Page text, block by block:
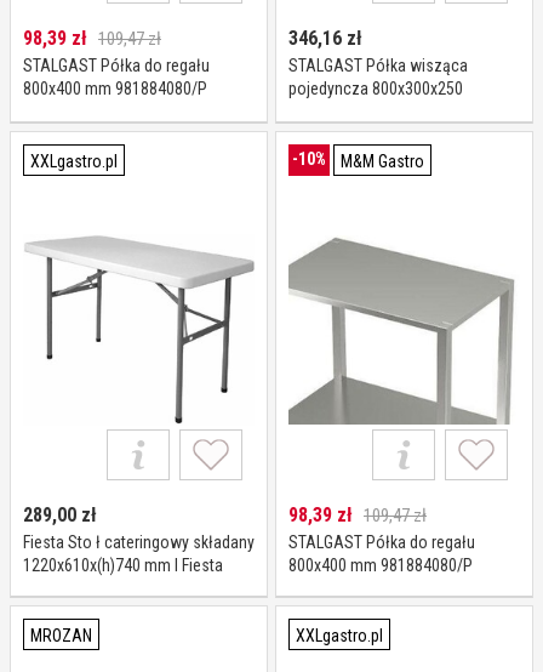
98,39 zł 109,47 zł
STALGAST Półka do regału
800x400 mm 981884080/P
346,16 zł
STALGAST Półka wisząca
pojedyncza 800x300x250
XXLgastro.pl
289,00 zł
Fiesta Sto ł cateringowy składany
1220x610x(h)740 mm I Fiesta
-10% M&M Gastro
98,39 zł 109,47 zł
STALGAST Półka do regału
800x400 mm 981884080/P
MROZAN XXLgastro.pl